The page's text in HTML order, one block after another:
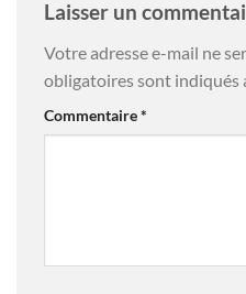
Laisser un
Votre adresse e-mail ne
obligatoires sont indiqués
Commentaire*